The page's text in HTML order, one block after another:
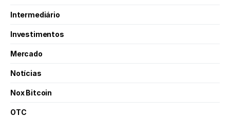
Intermediário
Investimentos
Mercado
Notícias
Nox Bitcoin
OTC